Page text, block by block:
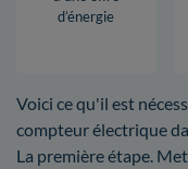
d’énergie
Voici ce qu'il est
compteur électrique
La première étape.